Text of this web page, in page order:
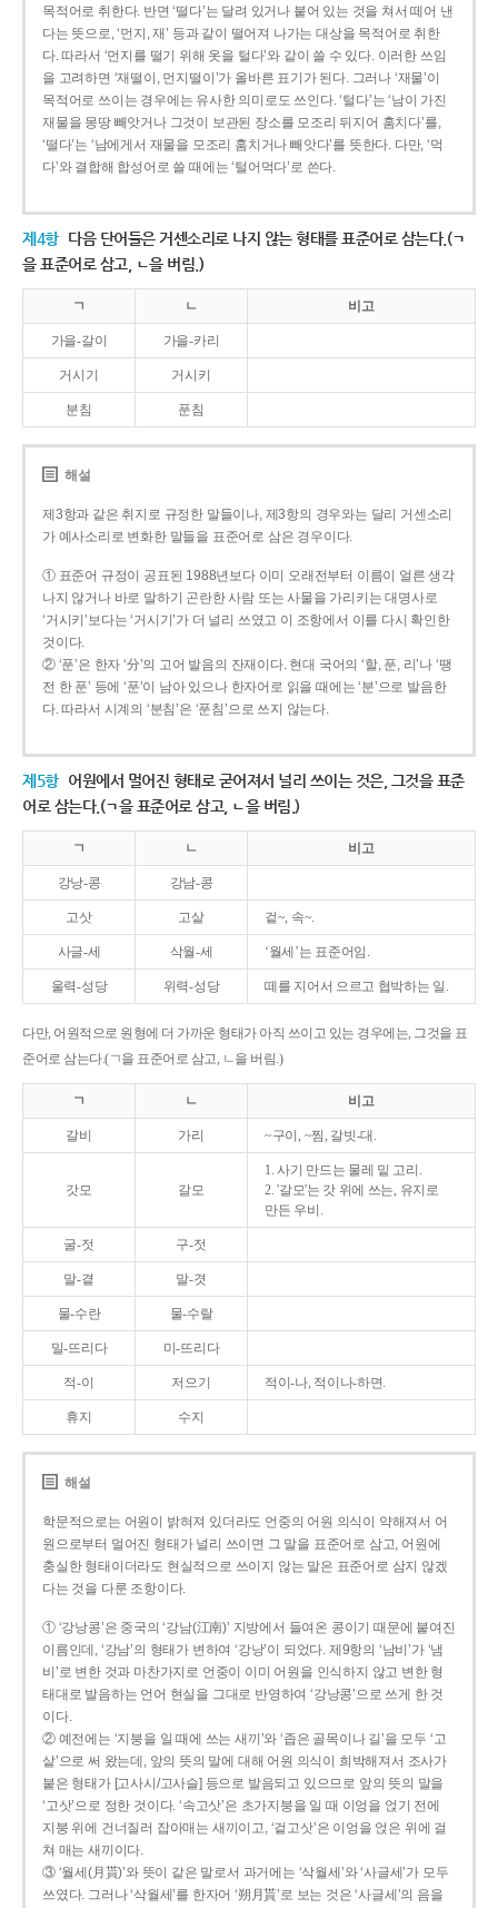
목적어로 취한다. 반면 ‘떨다’는 달려 있거나 붙어 있는 것을 쳐서 떼어 낸
다는 뜻으로, ‘먼지, 재’ 등과 같이 떨어져 나가는 대상을 목적어로 취한
다. 따라서 ‘먼지를 떨기 위해 옷을 털다’와 같이 쓸 수 있다. 이러한 쓰임
을 고려하면 ‘재떨이, 먼지떨이’가 올바른 표기가 된다. 그러나 ‘재물’이
목적어로 쓰이는 경우에는 유사한 의미로도 쓰인다. ‘털다’는 ‘남이 가진
재물을 몽땅 빼앗거나 그것이 보관된 장소를 모조리 뒤지어 훔치다’를,
‘떨다’는 ‘남에게서 재물을 모조리 훔치거나 빼앗다’를 뜻한다. 다만, ‘먹
다’와 결합해 합성어로 쓸 때에는 ‘털어먹다’로 쓴다.
제4항 다음 단어들은 거센소리로 나지 않는 형태를 표준어로 삼는다.(ㄱ
을 표준어로 삼고, ㄴ을 버림.)
ㄱ ㄴ 비고
가을-갈이 가을-카리
거시기 거시키
분침 푼침
해설
제3항과 같은 취지로 규정한 말들이나, 제3항의 경우와는 달리 거센소리
가 예사소리로 변화한 말들을 표준어로 삼은 경우이다.
① 표준어 규정이 공표된 1988년보다 이미 오래전부터 이름이 얼른 생각
나지 않거나 바로 말하기 곤란한 사람 또는 사물을 가리키는 대명사로
‘거시키’보다는 ‘거시기’가 더 널리 쓰였고 이 조항에서 이를 다시 확인한
것이다.
② ‘푼’은 한자 ‘分’의 고어 발음의 잔재이다. 현대 국어의 ‘할, 푼, 리’나 ‘땡
전 한 푼’ 등에 ‘푼’이 남아 있으나 한자어로 읽을 때에는 ‘분’으로 발음한
다. 따라서 시계의 ‘분침’은 ‘푼침’으로 쓰지 않는다.
제5항 어원에서 멀어진 형태로 굳어져서 널리 쓰이는 것은, 그것을 표준
어로 삼는다.(ㄱ을 표준어로 삼고, ㄴ을 버림.)
ㄱ ㄴ 비고
강낭-콩 강남-콩
고삿 고샅 겉~, 속~.
사글-세 삭월-세 ‘월세’는 표준어임.
울력-성당 위력-성당 떼를 지어서 으르고 협박하는 일.
다만, 어원적으로 원형에 더 가까운 형태가 아직 쓰이고 있는 경우에는, 그것을 표
준어로 삼는다.(ㄱ을 표준어로 삼고, ㄴ을 버림.)
ㄱ ㄴ 비고
갈비 가리 ~구이, ~찜, 갈빗-대.
갓모 갈모
1. 사기 만드는 물레 밑 고리.
2. '갈모'는 갓 위에 쓰는, 유지로
만든 우비.
굴-젓 구-젓
말-곁 말-겻
물-수란 물-수랄
밀-뜨리다 미-뜨리다
적-이 저으기 적이-나, 적이나-하면.
휴지 수지
해설
학문적으로는 어원이 밝혀져 있더라도 언중의 어원 의식이 약해져서 어
원으로부터 멀어진 형태가 널리 쓰이면 그 말을 표준어로 삼고, 어원에
충실한 형태이더라도 현실적으로 쓰이지 않는 말은 표준어로 삼지 않겠
다는 것을 다룬 조항이다.
① ‘강낭콩’은 중국의 ‘강남(江南)’ 지방에서 들여온 콩이기 때문에 붙여진
이름인데, ‘강남’의 형태가 변하여 ‘강낭’이 되었다. 제9항의 ‘남비’가 ‘냄
비’로 변한 것과 마찬가지로 언중이 이미 어원을 인식하지 않고 변한 형
태대로 발음하는 언어 현실을 그대로 반영하여 ‘강낭콩’으로 쓰게 한 것
이다.
② 예전에는 ‘지붕을 일 때에 쓰는 새끼’와 ‘좁은 골목이나 길’을 모두 ‘고
샅’으로 써 왔는데, 앞의 뜻의 말에 대해 어원 의식이 희박해져서 조사가
붙은 형태가 [고사시/고사슬] 등으로 발음되고 있으므로 앞의 뜻의 말을
‘고삿’으로 정한 것이다. ‘속고삿’은 초가지붕을 일 때 이엉을 얹기 전에
지붕 위에 건너질러 잡아매는 새끼이고, ‘겉고삿’은 이엉을 얹은 위에 걸
쳐 매는 새끼이다.
③ ‘월세(月貰)’와 뜻이 같은 말로서 과거에는 ‘삭월세’와 ‘사글세’가 모두
쓰였다. 그러나 ‘삭월세’를 한자어 ‘朔月貰’로 보는 것은 ‘사글세’의 음을